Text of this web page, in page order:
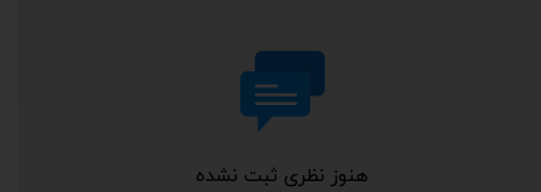
هنوز نظری ثبت نشده